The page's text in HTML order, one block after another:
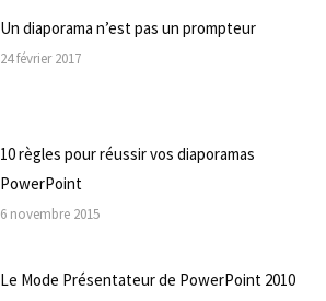
Un diaporama n’est pas un prompteur
24 février 2017
10 règles pour réussir vos diaporamas
PowerPoint
6 novembre 2015
Le Mode Présentateur de PowerPoint 2010